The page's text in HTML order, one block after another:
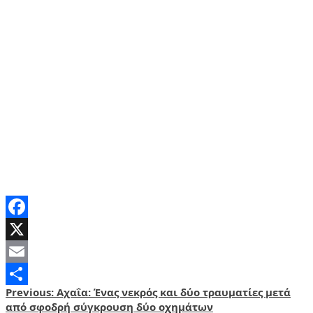
Facebook
X
Email
Share
Post
Previous: Αχαΐα: Ένας νεκρός και δύο τραυματίες μετά
από σφοδρή σύγκρουση δύο οχημάτων